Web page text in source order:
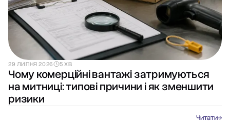
29 ЛИПНЯ 2026 5 ХВ
Чому комерційні вантажі затримуються
на митниці: типові причини і як зменшити
ризики
Читати